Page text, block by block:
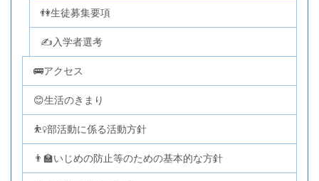
👫生徒募集要項
✍入学者選考
🚌アクセス
😊生活のきまり
⛹️‍♀️部活動に係る活動方針
👨‍🏫いじめの防止等のための基本的な方針